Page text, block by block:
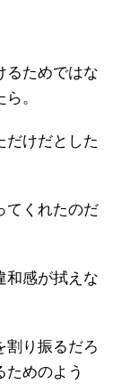
るためではな
。
だけだとした
てくれたのだ
和感が拭えな
割り振るだろ
ためのよう